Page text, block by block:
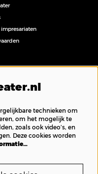
technieken om
om het mogelijk te
zoals ook video’s, en
Deze cookies worden